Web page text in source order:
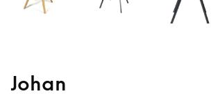
Johan